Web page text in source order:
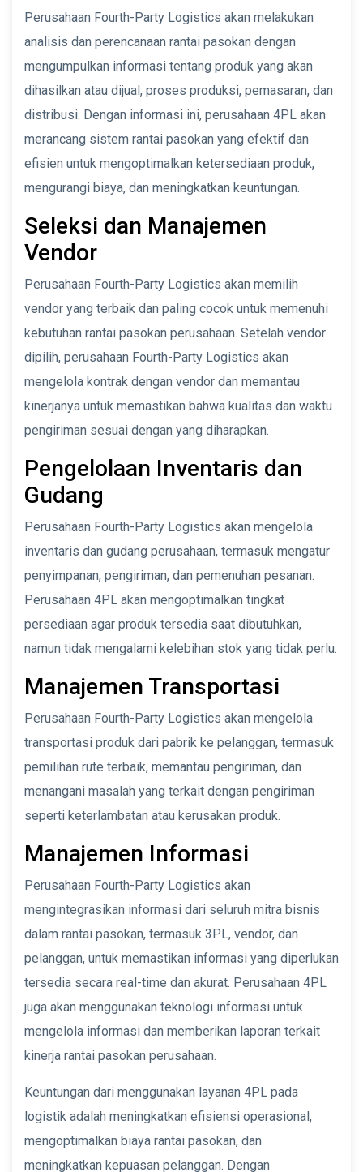
Perusahaan Fourth-Party Logistics akan melakukan
analisis dan perencanaan rantai pasokan dengan
mengumpulkan informasi tentang produk yang akan
dihasilkan atau dijual, proses produksi, pemasaran, dan
distribusi. Dengan informasi ini, perusahaan 4PL akan
merancang sistem rantai pasokan yang efektif dan
efisien untuk mengoptimalkan ketersediaan produk,
mengurangi biaya, dan meningkatkan keuntungan.
Seleksi dan Manajemen
Vendor
Perusahaan Fourth-Party Logistics akan memilih
vendor yang terbaik dan paling cocok untuk memenuhi
kebutuhan rantai pasokan perusahaan. Setelah vendor
dipilih, perusahaan Fourth-Party Logistics akan
mengelola kontrak dengan vendor dan memantau
kinerjanya untuk memastikan bahwa kualitas dan waktu
pengiriman sesuai dengan yang diharapkan.
Pengelolaan Inventaris dan
Gudang
Perusahaan Fourth-Party Logistics akan mengelola
inventaris dan gudang perusahaan, termasuk mengatur
penyimpanan, pengiriman, dan pemenuhan pesanan.
Perusahaan 4PL akan mengoptimalkan tingkat
persediaan agar produk tersedia saat dibutuhkan,
namun tidak mengalami kelebihan stok yang tidak perlu.
Manajemen Transportasi
Perusahaan Fourth-Party Logistics akan mengelola
transportasi produk dari pabrik ke pelanggan, termasuk
pemilihan rute terbaik, memantau pengiriman, dan
menangani masalah yang terkait dengan pengiriman
seperti keterlambatan atau kerusakan produk.
Manajemen Informasi
Perusahaan Fourth-Party Logistics akan
mengintegrasikan informasi dari seluruh mitra bisnis
dalam rantai pasokan, termasuk 3PL, vendor, dan
pelanggan, untuk memastikan informasi yang diperlukan
tersedia secara real-time dan akurat. Perusahaan 4PL
juga akan menggunakan teknologi informasi untuk
mengelola informasi dan memberikan laporan terkait
kinerja rantai pasokan perusahaan.
Keuntungan dari menggunakan layanan 4PL pada
logistik adalah meningkatkan efisiensi operasional,
mengoptimalkan biaya rantai pasokan, dan
meningkatkan kepuasan pelanggan. Dengan